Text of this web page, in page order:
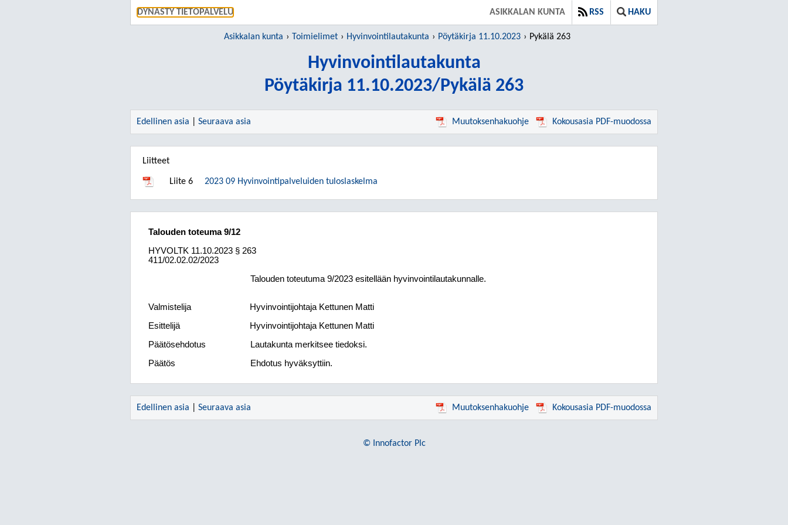
DYNASTY TIETOPALVELU ASIKKALAN KUNTA RSS HAKU
Asikkalan kunta Toimielimet Hyvinvointilautakunta Pöytäkirja 11.10.2023 Pykälä 263
Hyvinvointilautakunta
Pöytäkirja 11.10.2023/Pykälä 263
Edellinen asia Seuraava asia Muutoksenhakuohje Kokousasia PDF-muodossa
Liitteet
Liite 6 2023 09 Hyvinvointipalveluiden tuloslaskelma
Talouden toteuma 9/12
HYVOLTK 11.10.2023 § 263
411/02.02.02/2023
Talouden toteutuma 9/2023 esitellään hyvinvointilautakunnalle.
Valmistelija
Hyvinvointijohtaja Kettunen Matti
Esittelijä
Hyvinvointijohtaja Kettunen Matti
Päätösehdotus
Lautakunta merkitsee tiedoksi.
Päätös
Ehdotus hyväksyttiin.
Edellinen asia Seuraava asia Muutoksenhakuohje Kokousasia PDF-muodossa
© Innofactor Plc